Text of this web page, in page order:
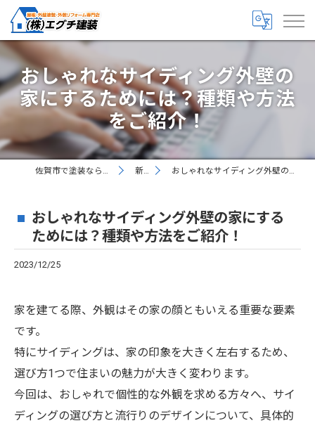
おしゃれなサイディング外壁の
家にするためには？種類や方法
をご紹介！
佐賀市で塗装なら丁寧な株式会社エグチ建装 新着情報 おしゃれなサイディング外壁の家にするためには？種類や方法をご紹介！
おしゃれなサイディング外壁の家にする
ためには？種類や方法をご紹介！
2023/12/25
家を建てる際、外観はその家の顔ともいえる重要な要素
です。
特にサイディングは、家の印象を大きく左右するため、
選び方1つで住まいの魅力が大きく変わります。
今回は、おしゃれで個性的な外観を求める方々へ、サイ
ディングの選び方と流行りのデザインについて、具体的